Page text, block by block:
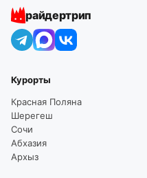
райдертрип
Курорты
Красная Поляна
Шерегеш
Сочи
Абхазия
Архыз